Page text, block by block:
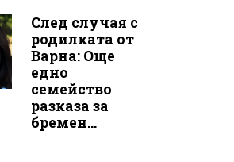
След случая с
родилката от
Варна: Още
едно
семейство
разказа за
бремен...